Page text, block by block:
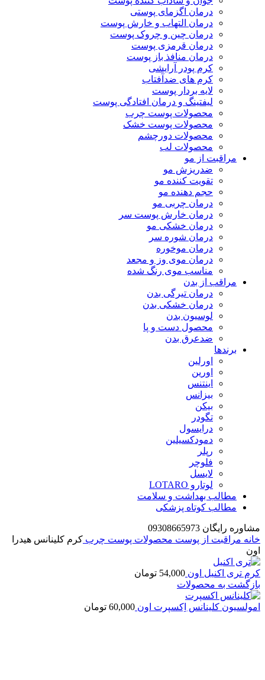
درمان اگزمای پوستی
درمان التهاب و خارش پوست
درمان چین و چروک پوست
درمان قرمزی پوست
درمان منافذ باز پوست
کرم پودر آرایشی
کرم های ضدآفتاب
لایه بردار پوست
لیفتینگ و درمان افتادگی پوست
محصولات پوست چرب
محصولات پوست خشک
محصولات دورچشم
محصولات لب
مراقبت از مو
ضدریزش مو
تقویت کننده مو
حجم دهنده مو
درمان چربی مو
درمان خارش پوست سر
درمان خشکی مو
درمان شوره سر
درمان موخوره
درمان موی وز و مجعد
مناسب موی رنگ شده
مراقب از بدن
درمان تیرگی بدن
درمان خشکی بدن
لوسیون بدن
محصول دست و پا
ضدعرق بدن
برندها
اورلین
اورین
اینتنس
بیزانس
بیکن
تگودر
درایسول
دمودکسیلین
رپلر
فلوچر
لایسل
لوتارو LOTARO
مطالب بهداشت و سلامت
مطالب کوتاه پزشکی
مشاوره رایگان 09308665973
خانه مراقبت از پوست محصولات پوست چرب کرم کلینانس هیدرا
اون
کرم تری اکنیل اون 54,000 تومان
بازگشت به محصولات
امولسیون کلینانس اِکسپرت اون 60,000 تومان